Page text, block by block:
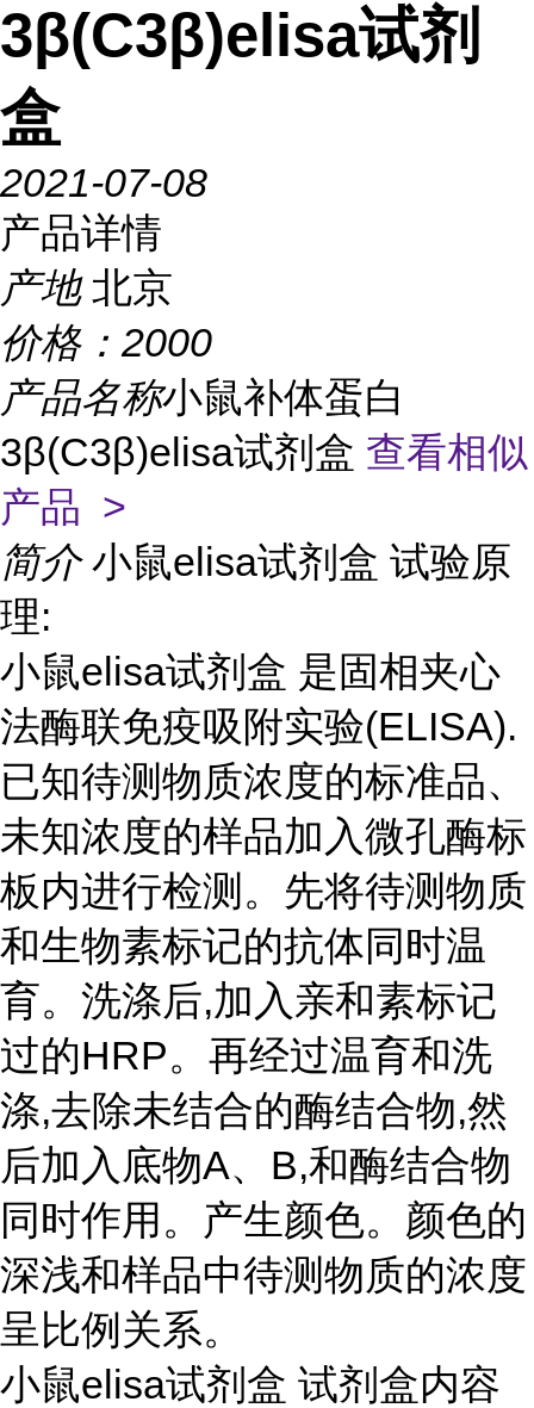
3β(C3β)elisa试剂
盒
2021-07-08
产品详情
产地 北京
价格： 2000
产品名称小鼠补体蛋白
3β(C3β)elisa试剂盒 查看相似
产品 >
简介 小鼠elisa试剂盒 试验原
理:
小鼠elisa试剂盒 是固相夹心
法酶联免疫吸附实验(ELISA).
已知待测物质浓度的标准品、
未知浓度的样品加入微孔酶标
板内进行检测。先将待测物质
和生物素标记的抗体同时温
育。洗涤后,加入亲和素标记
过的HRP。再经过温育和洗
涤,去除未结合的酶结合物,然
后加入底物A、B,和酶结合物
同时作用。产生颜色。颜色的
深浅和样品中待测物质的浓度
呈比例关系。
小鼠elisa试剂盒 试剂盒内容